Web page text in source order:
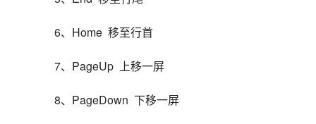
6、Home  移至行首
7、PageUp  上移一屏
8、PageDown  下移一屏